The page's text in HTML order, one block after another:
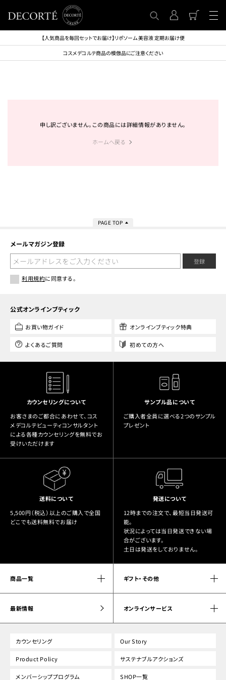
【人気商品を毎回セットでお届け】リポソーム 美容液 定期お届け便
コスメデコルテ商品の模倣品にご注意ください
申し訳ございません。この商品には詳細情報がありません。
ホームへ戻る
PAGE TOP
メールマガジン登録
登録
利用規約に同意する。
公式オンラインブティック
お買い物ガイド オンラインブティック特典
よくあるご質問 初めての方へ
カウンセリングについて
お客さまのご都合にあわせて、コス
メデコルテビューティコンサルタント
による各種カウンセリングを無料でお
受けいただけます
サンプル品について
ご購入者全員に選べる2つのサンプル
プレゼント
送料について
5,500円（税込）以上のご購入で全国
どこでも送料無料でお届け
発送について
12時までの注文で、最短当日発送可
能。
状況によっては当日発送できない場
合がございます。
土日は発送をしておりません。
商品一覧 ギフト・その他
最新情報 オンラインサービス
カウンセリング Our Story
Product Policy サステナブルアクションズ
メンバーシッププログラム SHOP一覧